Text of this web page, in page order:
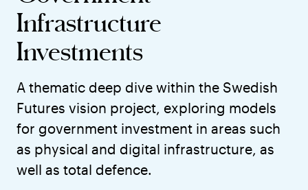
Infrastructure
Investments
A thematic deep dive within the Swedish
Futures vision project, exploring models
for government investment in areas such
as physical and digital infrastructure, as
well as total defence.